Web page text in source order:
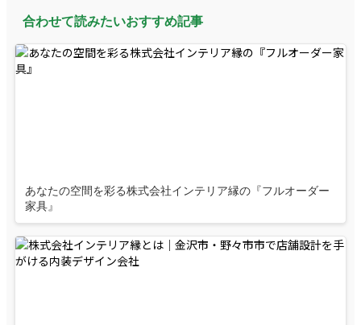
合わせて読みたいおすすめ記事
あなたの空間を彩る株式会社インテリア縁の『フルオーダー
家具』